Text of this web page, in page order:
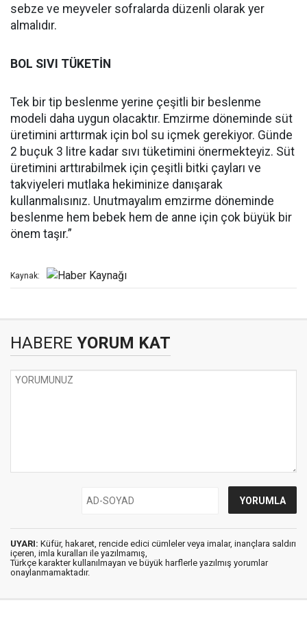
sebze ve meyveler sofralarda düzenli olarak yer
almalıdır.
BOL SIVI TÜKETİN
Tek bir tip beslenme yerine çeşitli bir beslenme
modeli daha uygun olacaktır. Emzirme döneminde süt
üretimini arttırmak için bol su içmek gerekiyor. Günde
2 buçuk 3 litre kadar sıvı tüketimini önermekteyiz. Süt
üretimini arttırabilmek için çeşitli bitki çayları ve
takviyeleri mutlaka hekiminize danışarak
kullanmalısınız. Unutmayalım emzirme döneminde
beslenme hem bebek hem de anne için çok büyük bir
önem taşır.”
Kaynak:
HABERE YORUM KAT
UYARI: Küfür, hakaret, rencide edici cümleler veya imalar, inançlara saldırı
içeren, imla kuralları ile yazılmamış,
Türkçe karakter kullanılmayan ve büyük harflerle yazılmış yorumlar
onaylanmamaktadır.